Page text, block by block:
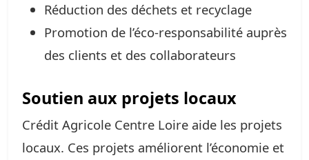
Réduction des déchets et recyclage
Promotion de l’éco-responsabilité auprès
des clients et des collaborateurs
Soutien aux projets locaux
Crédit Agricole Centre Loire aide les projets
locaux. Ces projets améliorent l’économie et